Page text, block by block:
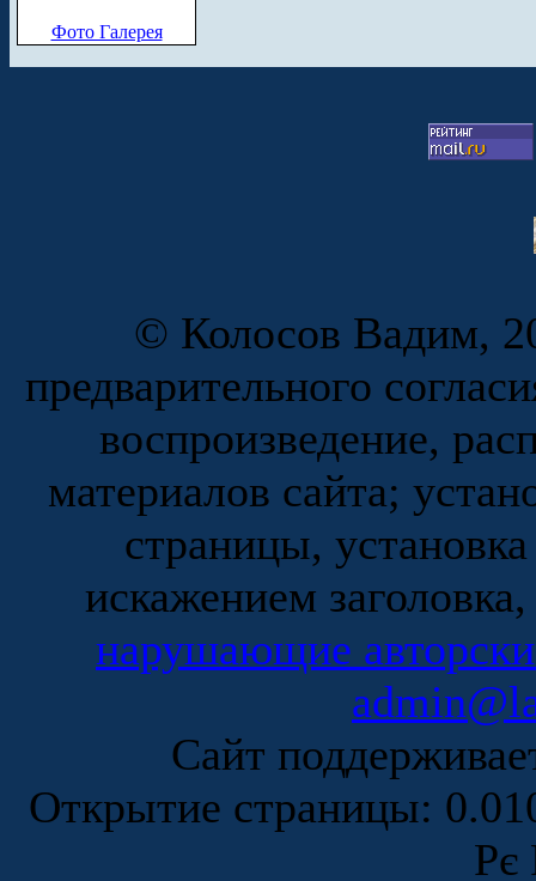
Фото Галерея
© Колосов Вадим,
предварительного
воспроизведение,
материалов сайта;
страницы,
искажением
нарушающие
Сайт
Открытие страницы:
Рє